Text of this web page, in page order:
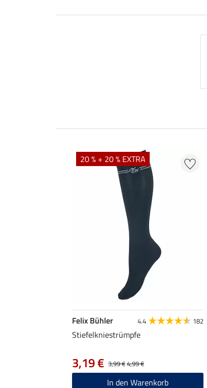
20 % + 20 % EXTRA
Felix Bühler 4.4 182
Stiefelkniestrümpfe
3,99 €4,99 €
3,19 €
In den Warenkorb